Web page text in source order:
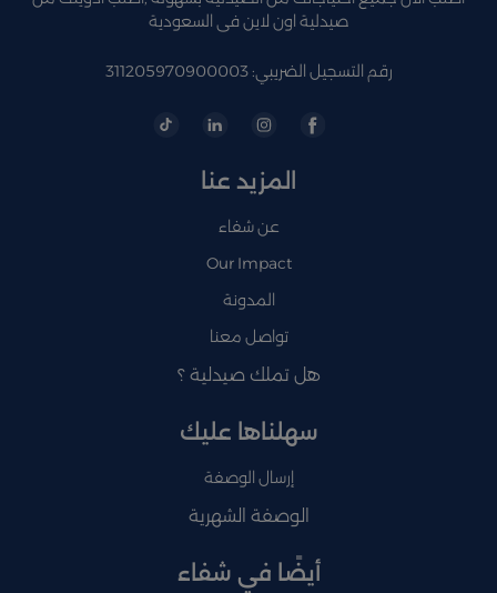
صيدلية اون لاين فى السعودية
رقم التسجيل الضريبي: 311205970900003
المزيد عنا
عن شفاء
Our Impact
المدونة
تواصل معنا
هل تملك صيدلية ؟
سهلناها عليك
إرسال الوصفة
الوصفة الشهرية
أيضًا في شفاء